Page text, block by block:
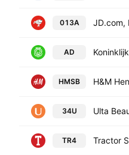
013A
AD
HMSB
34U Ulta
TR4 Tractor